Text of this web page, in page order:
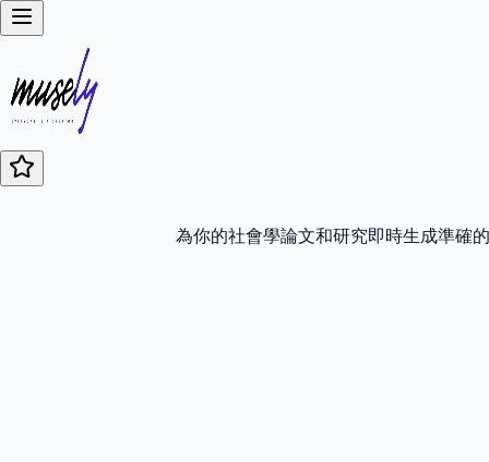
為你的社會學論文和研究即時生成準確